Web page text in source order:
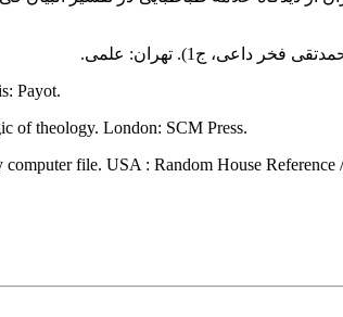
فخر داعی، ج1). تهران: علمی.
Payot.
of theology. London: SCM Press.
file. USA : Random House